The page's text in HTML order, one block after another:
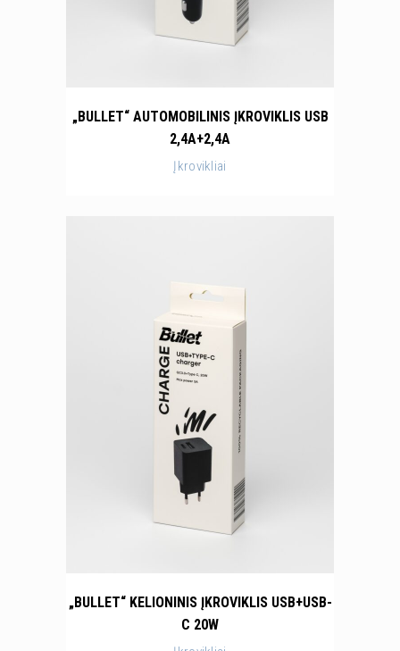
„BULLET“ AUTOMOBILINIS ĮKROVIKLIS USB
2,4A+2,4A
Įkrovikliai
„BULLET“ KELIONINIS ĮKROVIKLIS USB+USB-
C 20W